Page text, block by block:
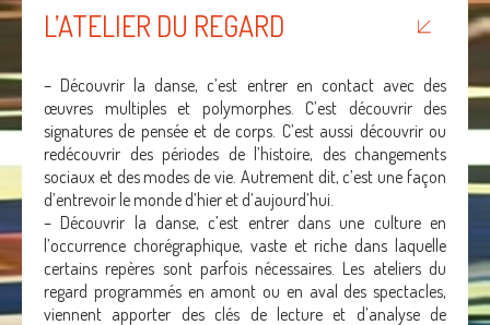
L’ATELIER DU REGARD
– Découvrir la danse, c’est entrer en contact avec des
œuvres multiples et polymorphes. C’est découvrir des
signatures de pensée et de corps. C’est aussi découvrir ou
redécouvrir des périodes de l’histoire, des changements
sociaux et des modes de vie. Autrement dit, c’est une façon
d’entrevoir le monde d’hier et d’aujourd’hui.
– Découvrir la danse, c’est entrer dans une culture en
l’occurrence chorégraphique, vaste et riche dans laquelle
certains repères sont parfois nécessaires. Les ateliers du
regard programmés en amont ou en aval des spectacles,
viennent apporter des clés de lecture et d’analyse de